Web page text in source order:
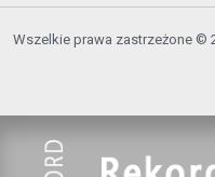
Wszelkie prawa zastrzeżone ©